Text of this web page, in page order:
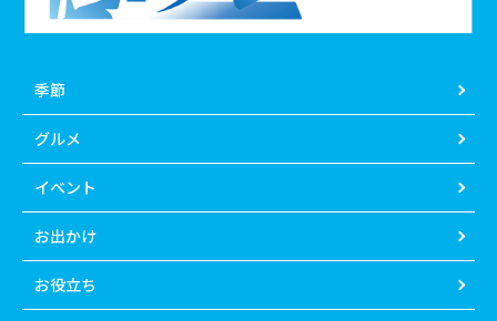
季節
グルメ
イベント
お出かけ
お役立ち